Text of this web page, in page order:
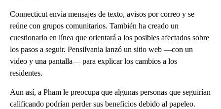
Connecticut envía mensajes de texto, avisos por correo y se
reúne con grupos comunitarios. También ha creado un
cuestionario en línea que orientará a los posibles afectados sobre
los pasos a seguir. Pensilvania lanzó un sitio web —con un
video y una pantalla— para explicar los cambios a los
residentes.
Aun así, a Pham le preocupa que algunas personas que seguirían
calificando podrían perder sus beneficios debido al papeleo.